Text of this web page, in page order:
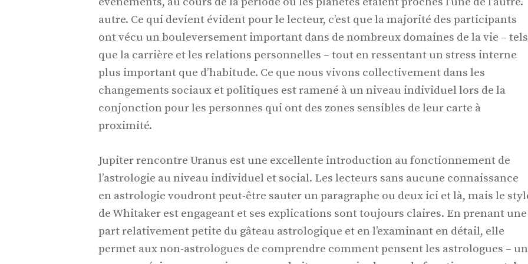
autre. Ce qui devient évident pour le lecteur, c’est que la majorité des participants
ont vécu un bouleversement important dans de nombreux domaines de la vie – tels
que la carrière et les relations personnelles – tout en ressentant un stress interne
plus important que d’habitude. Ce que nous vivons collectivement dans les
changements sociaux et politiques est ramené à un niveau individuel lors de la
conjonction pour les personnes qui ont des zones sensibles de leur carte à
proximité.
Jupiter rencontre Uranus est une excellente introduction au fonctionnement de
l’astrologie au niveau individuel et social. Les lecteurs sans aucune connaissance
en astrologie voudront peut-être sauter un paragraphe ou deux ici et là, mais le
de Whitaker est engageant et ses explications sont toujours claires. En prenant une
part relativement petite du gâteau astrologique et en l’examinant en détail, elle
permet aux non-astrologues de comprendre comment pensent les astrologues – un